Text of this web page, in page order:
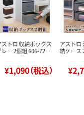
ストロ 収納ボックス
レー 2個組 606-72…
¥1,090（税込）
アストロ
納ケース